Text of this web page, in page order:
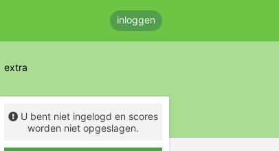
inloggen
extra
U bent niet ingelogd en scores
worden niet opgeslagen.